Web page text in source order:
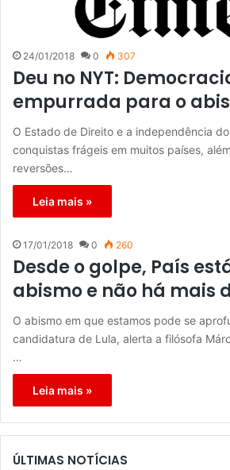
24/01/2018 0 307
Deu no NYT:
empurrada para o
O Estado de Direito e a independência
conquistas frágeis em muitos países,
reversões…
Leia mais »
17/01/2018 0 260
Desde o golpe, País
abismo e não há mais
O abismo em que estamos pode se
candidatura de Lula, alerta a filósofa
…
Leia mais »
ÚLTIMAS NOTÍCIAS